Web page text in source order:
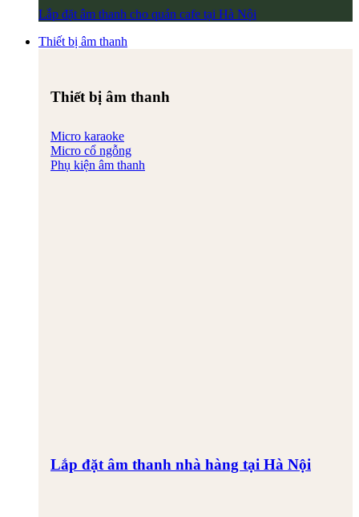
Lắp đặt âm thanh cho quán cafe tại Hà Nội
Thiết bị âm thanh
Thiết bị âm thanh
Micro karaoke
Micro cổ ngỗng
Phụ kiện âm thanh
Lắp đặt âm thanh nhà hàng tại Hà Nội